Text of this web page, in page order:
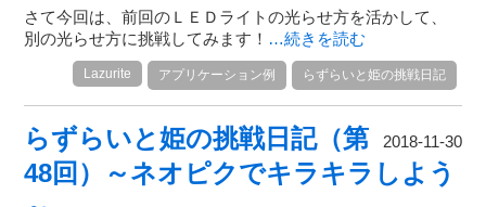
さて今回は、前回のＬＥＤライトの光らせ方を活かして、
別の光らせ方に挑戦してみます！ …続きを読む
らずらいと姫の挑戦日記
アプリケーション例
Lazurite
2018-11-30
らずらいと姫の挑戦日記（第
48回）～ネオピクでキラキラしよう